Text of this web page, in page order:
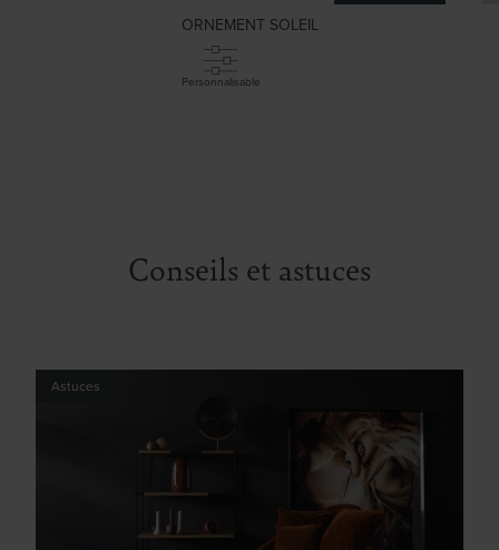
ORNEMENT SOLEIL
Personnalisable
Conseils et astuces
Astuces